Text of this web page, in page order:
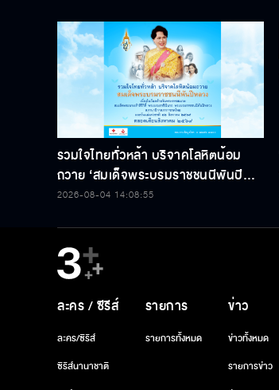
รวมใจไทยทั่วหล้า บริจาคโลหิตน้อม
ถวาย ‘สมเด็จพระบรมราชชนนีพันปี
หลวง’ พร้อมรับตราไปรษณียากรที่
2026-08-04 14:08:55
ละคร / ซีรีส์
ละคร/ซีรีส์
ซีรีส์นานาชาติ
รายการ
รายการทั้งหมด
ข่าว
ข่าวทั้งหมด
รายการข่าว